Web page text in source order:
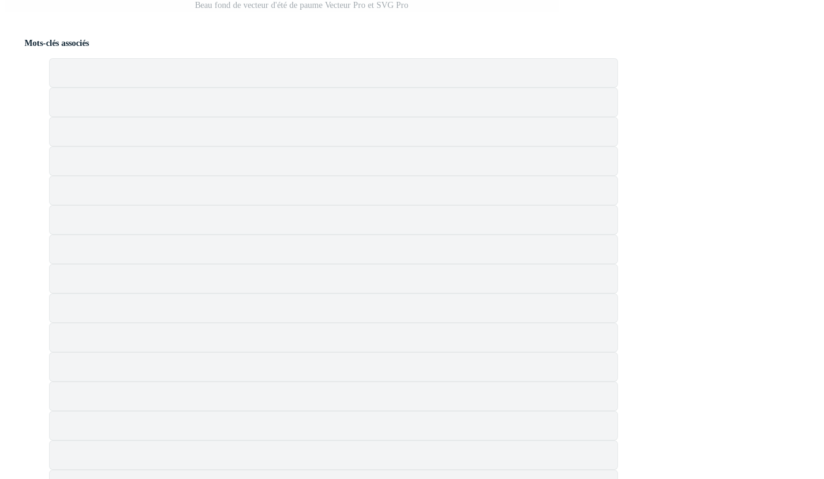
Beau fond de vecteur d'été de paume Vecteur Pro et SVG Pro
Mots-clés associés